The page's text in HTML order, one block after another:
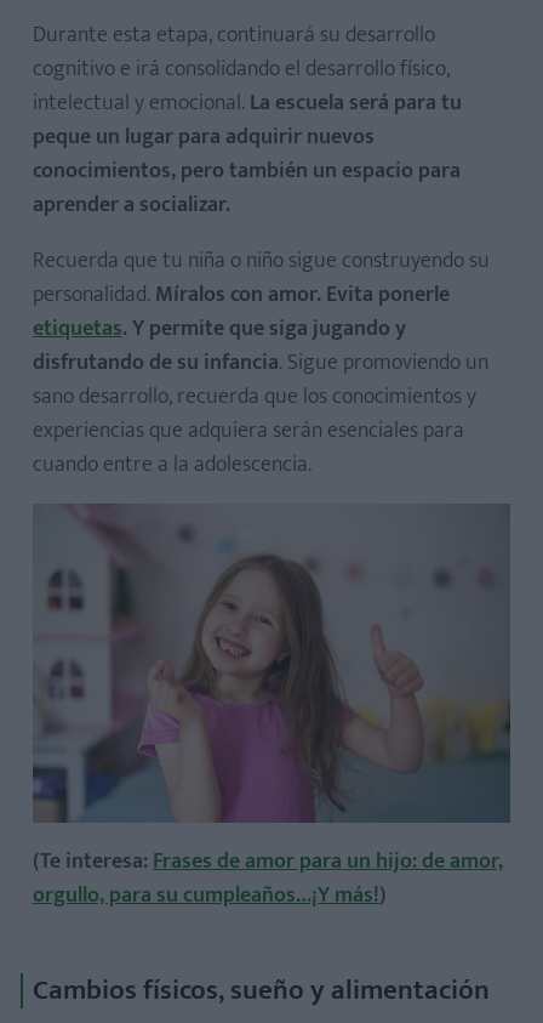
Durante esta etapa, continuará su desarrollo
cognitivo e irá consolidando el desarrollo físico,
intelectual y emocional. La escuela será para tu
peque un lugar para adquirir nuevos
conocimientos, pero también un espacio para
aprender a socializar.
Recuerda que tu niña o niño sigue construyendo su
personalidad. Míralos con amor. Evita ponerle
etiquetas. Y permite que siga jugando y
disfrutando de su infancia. Sigue promoviendo un
sano desarrollo, recuerda que los conocimientos y
experiencias que adquiera serán esenciales para
cuando entre a la adolescencia.
(Te interesa:Frases de amor para un hijo: de amor,
orgullo, para su cumpleaños…¡Y más!)
Cambios físicos, sueño y alimentación